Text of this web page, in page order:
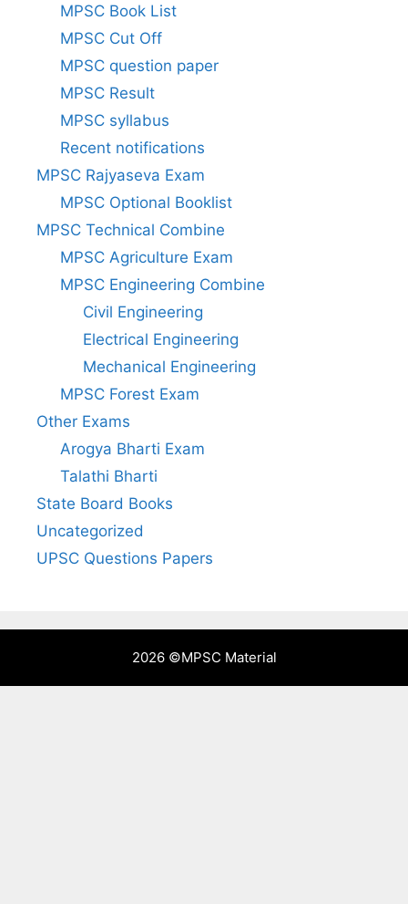
MPSC Book List
MPSC Cut Off
MPSC question paper
MPSC Result
MPSC syllabus
Recent notifications
MPSC Rajyaseva Exam
MPSC Optional Booklist
MPSC Technical Combine
MPSC Agriculture Exam
MPSC Engineering Combine
Civil Engineering
Electrical Engineering
Mechanical Engineering
MPSC Forest Exam
Other Exams
Arogya Bharti Exam
Talathi Bharti
State Board Books
Uncategorized
UPSC Questions Papers
2026 ©MPSC Material